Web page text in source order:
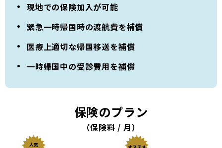
現地での保険加入が可能
緊急一時帰国時の渡航費を補償
医療上適切な帰国移送を補償
一時帰国中の受診費用を補償
保険のプラン
（保険料 / 月）